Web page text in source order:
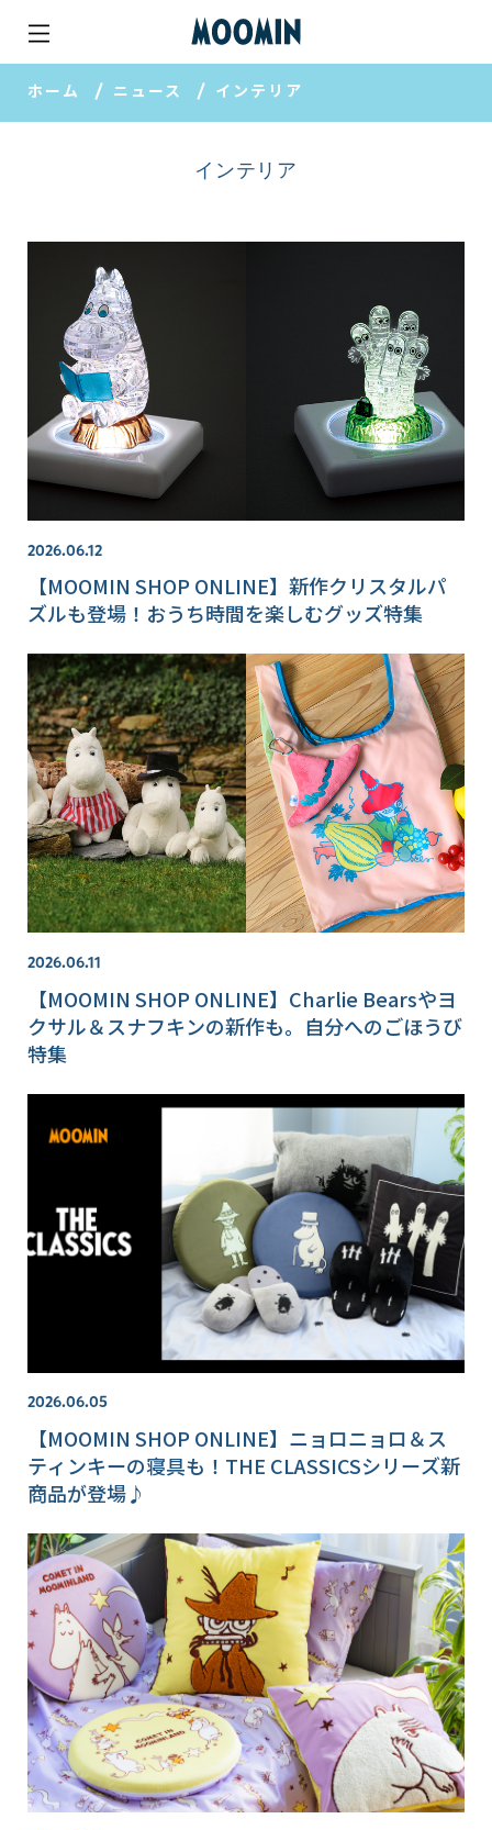
ホーム ニュース インテリア
インテリア
2026.06.12
【MOOMIN SHOP ONLINE】新作クリスタルパ
ズルも登場！おうち時間を楽しむグッズ特集
2026.06.11
【MOOMIN SHOP ONLINE】Charlie Bearsやヨ
クサル＆スナフキンの新作も。自分へのごほうび
特集
2026.06.05
【MOOMIN SHOP ONLINE】ニョロニョロ＆ス
ティンキーの寝具も！THE CLASSICSシリーズ新
商品が登場♪